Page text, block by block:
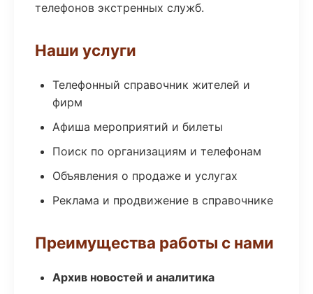
телефонов экстренных служб.
Наши услуги
Телефонный справочник жителей и
фирм
Афиша мероприятий и билеты
Поиск по организациям и телефонам
Объявления о продаже и услугах
Реклама и продвижение в справочнике
Преимущества работы с нами
Архив новостей и аналитика